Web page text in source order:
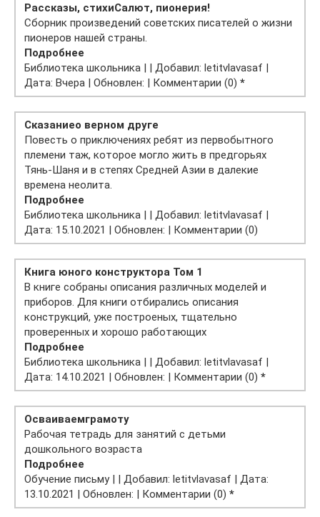
Рассказы, стихиСалют, пионерия!
Сборник произведений советских писателей о жизни
пионеров нашей страны.
Подробнее
Библиотека школьника | | Добавил: letitvlavasaf |
Дата: Вчера | Обновлен: | Комментарии (0) *
Сказаниео верном друге
Повесть о приключениях ребят из первобытного
племени таж, которое могло жить в предгорьях
Тянь-Шаня и в степях Средней Азии в далекие
времена неолита.
Подробнее
Библиотека школьника | | Добавил: letitvlavasaf |
Дата: 15.10.2021 | Обновлен: | Комментарии (0)
Книга юного конструктора Том 1
В книге собраны описания различных моделей и
приборов. Для книги отбирались описания
конструкций, уже построеных, тщательно
проверенных и хорошо работающих
Подробнее
Библиотека школьника | | Добавил: letitvlavasaf |
Дата: 14.10.2021 | Обновлен: | Комментарии (0) *
Осваиваемграмоту
Рабочая тетрадь для занятий с детьми
дошкольного возраста
Подробнее
Обучение письму | | Добавил: letitvlavasaf | Дата:
13.10.2021 | Обновлен: | Комментарии (0) *